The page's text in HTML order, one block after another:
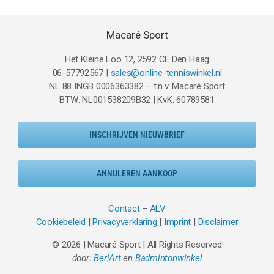
Macaré Sport
Het Kleine Loo 12, 2592 CE Den Haag
06-57792567 | sales@online-tenniswinkel.nl
NL 88 INGB 0006363382 – t.n.v. Macaré Sport
BTW: NL001538209B32 | KvK: 60789581
INSCHRIJVEN NIEUWBRIEF
ANNULEREN AANKOOP
Contact– ALV
Cookiebeleid |Privacyverklaring | Imprint | Disclaimer
© 2026 | Macaré Sport | All Rights Reserved
door:Ber|Arten Badmintonwinkel